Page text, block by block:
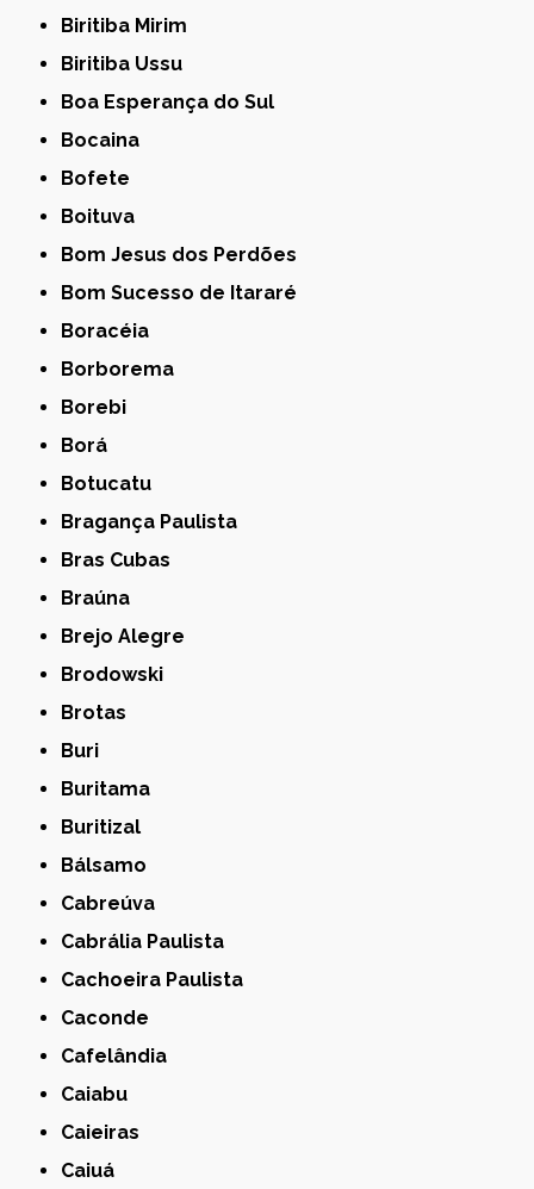
Biritiba Mirim
Biritiba Ussu
Boa Esperança do Sul
Bocaina
Bofete
Boituva
Bom Jesus dos Perdões
Bom Sucesso de Itararé
Boracéia
Borborema
Borebi
Borá
Botucatu
Bragança Paulista
Bras Cubas
Braúna
Brejo Alegre
Brodowski
Brotas
Buri
Buritama
Buritizal
Bálsamo
Cabreúva
Cabrália Paulista
Cachoeira Paulista
Caconde
Cafelândia
Caiabu
Caieiras
Caiuá